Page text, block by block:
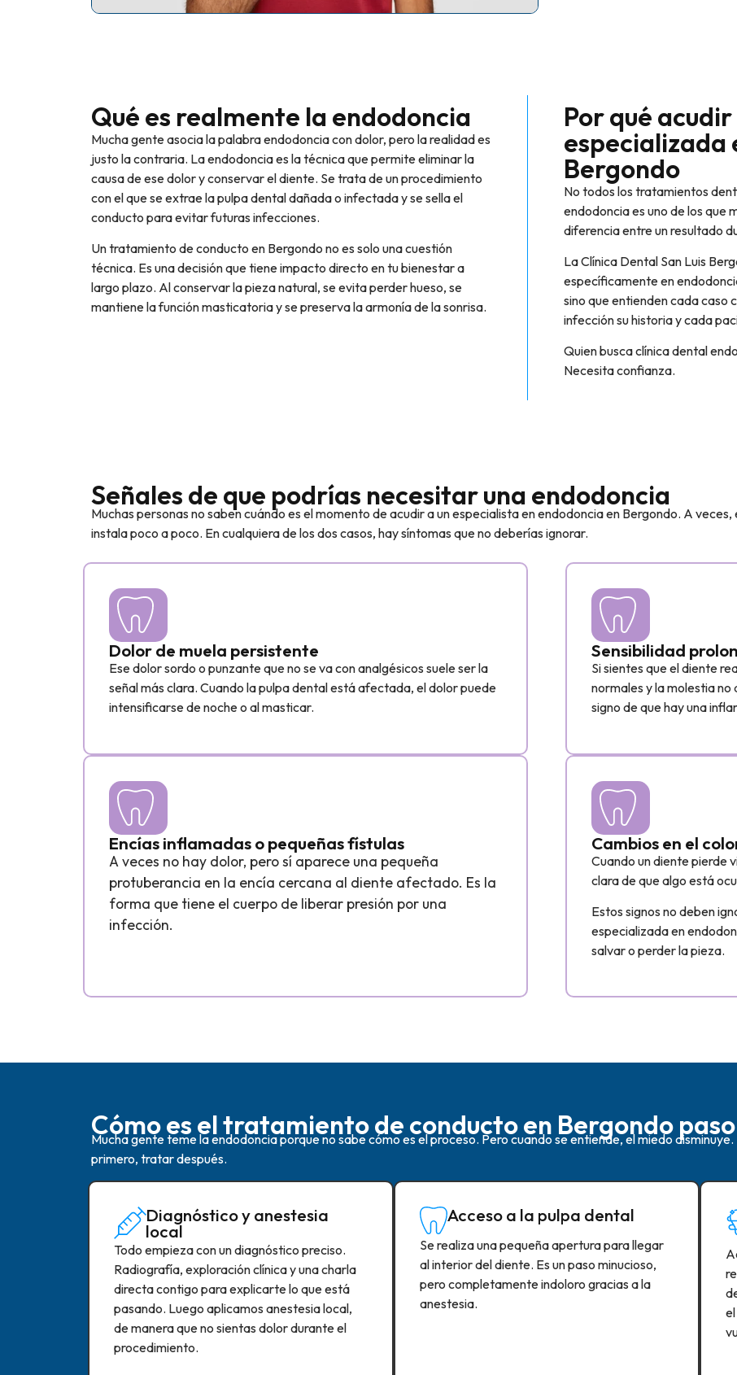
Qué es realmente la endodoncia
Mucha gente asocia la palabra endodoncia con dolor, pero la realidad es
justo la contraria. La endodoncia es la técnica que permite eliminar la
causa de ese dolor y conservar el diente. Se trata de un procedimiento
con el que se extrae la pulpa dental dañada o infectada y se sella el
conducto para evitar futuras infecciones.
Un tratamiento de conducto en Bergondo no es solo una cuestión
técnica. Es una decisión que tiene impacto directo en tu bienestar a
largo plazo. Al conservar la pieza natural, se evita perder hueso, se
mantiene la función masticatoria y se preserva la armonía de la sonrisa.
Por qué
especializada
Bergondo
No todos los tratamientos
endodoncia es uno de los que
diferencia entre un resultado
La Clínica Dental San Luis
específicamente en
sino que entienden cada caso
infección su historia y cada
Quien busca clínica dental
Necesita confianza.
Señales de que podrías necesitar una endodoncia
Muchas personas no saben cuándo es el momento de acudir a un especialista en endodoncia en Bergondo. A
instala poco a poco. En cualquiera de los dos casos, hay síntomas que no deberías ignorar.
Dolor de muela persistente
Ese dolor sordo o punzante que no se va con analgésicos suele ser la
señal más clara. Cuando la pulpa dental está afectada, el dolor puede
intensificarse de noche o al masticar.
Sensibilidad
Si sientes que el diente
normales y la molestia
signo de que hay una
Encías inflamadas o pequeñas fístulas
A veces no hay dolor, pero sí aparece una pequeña
protuberancia en la encía cercana al diente afectado. Es la
forma que tiene el cuerpo de liberar presión por una
infección.
Cambios en el
Cuando un diente pierde
clara de que algo está
Estos signos no deben
especializada en
salvar o perder la pieza.
Cómo es el tratamiento de conducto en Bergondo
Mucha gente teme la endodoncia porque no sabe cómo es el proceso. Pero cuando se entiende, el miedo
primero, tratar después.
Diagnóstico y anestesia
local
Todo empieza con un diagnóstico preciso.
Radiografía, exploración clínica y una charla
directa contigo para explicarte lo que está
pasando. Luego aplicamos anestesia local,
de manera que no sientas dolor durante el
procedimiento.
Acceso a la pulpa dental
Se realiza una pequeña apertura para llegar
al interior del diente. Es un paso minucioso,
pero completamente indoloro gracias a la
anestesia.